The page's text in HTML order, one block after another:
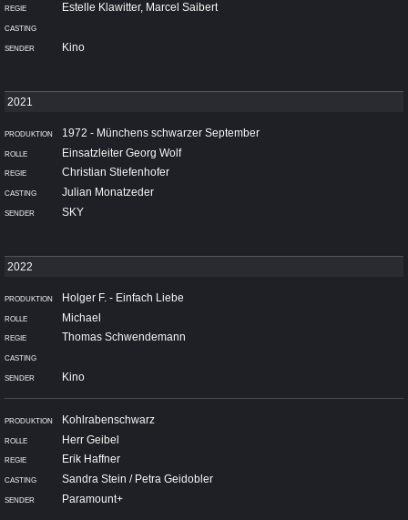
Estelle Klawitter, Marcel Saibert
Kino
1972 - Münchens schwarzer September
Einsatzleiter Georg Wolf
Christian Stiefenhofer
Julian Monatzeder
SKY
Holger F. - Einfach Liebe
Michael
Thomas Schwendemann
Kino
Kohlrabenschwarz
Herr Geibel
Erik Haffner
Sandra Stein / Petra Geidobler
Paramount+